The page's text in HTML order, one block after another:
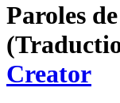
Paroles
Creator